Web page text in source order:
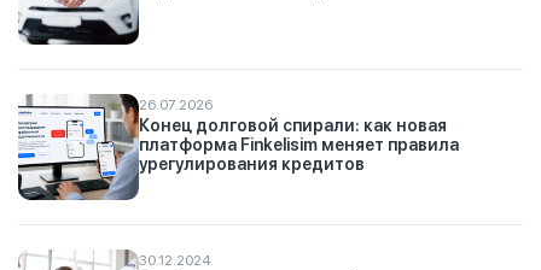
26.07.2026
Конец долговой спирали: как новая
платформа Finkelisim меняет правила
урегулирования кредитов
30.12.2024